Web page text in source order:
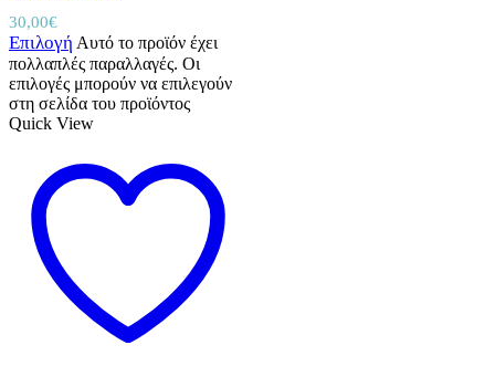
30,00€
Επιλογή Αυτό το προϊόν έχει
πολλαπλές παραλλαγές. Οι
επιλογές μπορούν να επιλεγούν
στη σελίδα του προϊόντος
Quick View